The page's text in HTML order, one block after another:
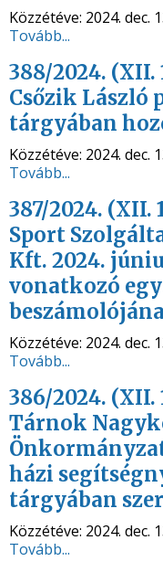
Közzétéve: 2024. dec.
Tovább...
388/2024.
Csőzik László
tárgyában
Közzétéve: 2024. dec.
Tovább...
387/2024.
Sport
Kft. 2024.
vonatkozó
Közzétéve: 2024. dec.
Tovább...
386/2024.
Tárnok
házi
tárgyában
Közzétéve: 2024. dec.
Tovább...